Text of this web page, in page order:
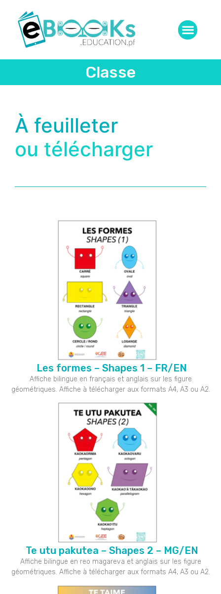
Classe
À feuilleter
ou télécharger
Les formes – Shapes 1 – FR/EN
Affiche bilingue en français et anglais sur les figure
géométriques. Affiche à télécharger aux formats A4, A3 ou A2.
Te utu pakutea – Shapes 2 – MG/EN
Affiche bilingue en reo magareva et anglais sur les figure
géométriques. Affiche à télécharger aux formats A4, A3 ou A2.